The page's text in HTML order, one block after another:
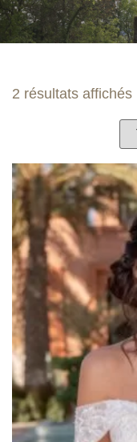
2 résultats affichés